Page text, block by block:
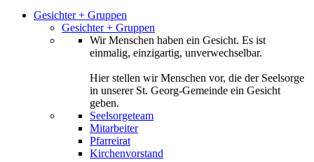
Gesichter + Gruppen
Gesichter + Gruppen
Wir Menschen haben ein Gesicht. Es ist
einmalig, einzigartig, unverwechselbar.
Hier stellen wir Menschen vor, die der Seelsorge
in unserer St. Georg-Gemeinde ein Gesicht
geben.
Seelsorgeteam
Mitarbeiter
Pfarreirat
Kirchenvorstand